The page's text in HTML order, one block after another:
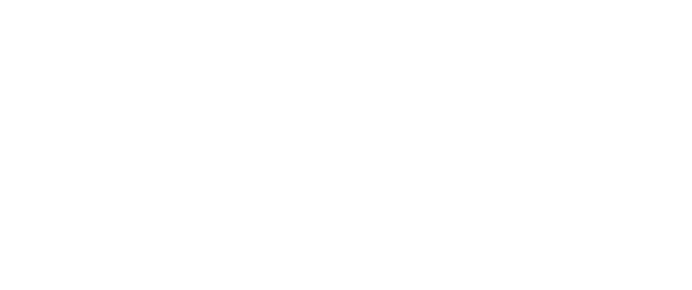
gedeckt. Nach einem leckeren Mittagessen machten wir eine kleine Mittagspause. Wir
Wasser ab. Jedoch verging nicht allzu lange Zeit bis die Glocke wieder klingelte und das kann
machten wir und auf den Weg nach Ham Ham. Diesmal entschieden sich alle für einen
eine kleine Schildkröte unseren Weg, die wohl einen dringenden Termin im Blauwasser hatte.
sahen wir erneut einen Schatten näher kommen, ein Adlerrochen zog anmutig seine Bahnen.
hinter ihm. Wir bewunderten seine schöne Marmorierung. Die Strömung drückte uns aber
der Einzige seiner Art der uns heute begegnete. Wir ließen uns über das Plateau treiben und
Zuerst den Vater und später dann Mama mit Kind, die auf einem Ausflug unterwegs
waren alle drei wunderschön, als sie in einer Formatierung schwammen, die aussah, als hätten